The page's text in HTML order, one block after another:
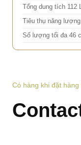
Tổng dung tích 112
Tiêu thụ năng
Số lượng tối đa 46
Có hàng khi đặt